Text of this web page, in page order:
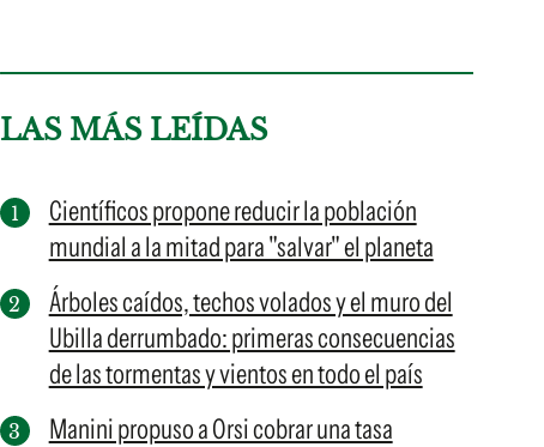
LAS MÁS LEÍDAS
Científicos propone reducir la población
mundial a la mitad para "salvar" el planeta
Árboles caídos, techos volados y el muro del
Ubilla derrumbado: primeras consecuencias
de las tormentas y vientos en todo el país
Manini propuso a Orsi cobrar una tasa